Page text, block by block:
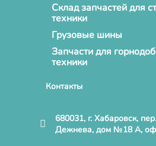
Склад запчастей для
техники
Грузовые шины
Запчасти для
техники
Контакты
680031, г. Хабаровск, пер.
Дежнева, дом №18 А,